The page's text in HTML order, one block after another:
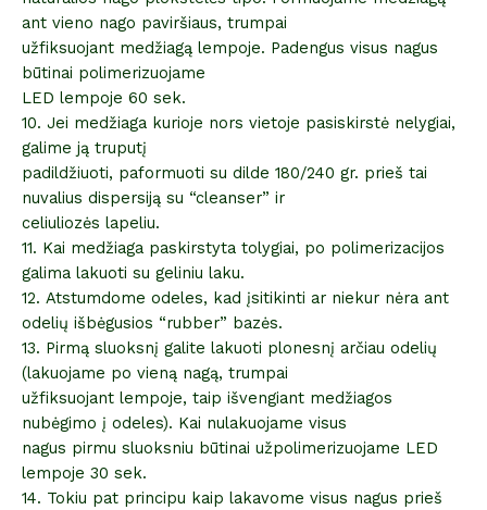
ant vieno nago paviršiaus, trumpai
užfiksuojant medžiagą lempoje. Padengus visus nagus
būtinai polimerizuojame
LED lempoje 60 sek.
10. Jei medžiaga kurioje nors vietoje pasiskirstė nelygiai,
galime ją truputį
padildžiuoti, paformuoti su dilde 180/240 gr. prieš tai
nuvalius dispersiją su “cleanser” ir
celiuliozės lapeliu.
11. Kai medžiaga paskirstyta tolygiai, po polimerizacijos
galima lakuoti su geliniu laku.
12. Atstumdome odeles, kad įsitikinti ar niekur nėra ant
odelių išbėgusios “rubber” bazės.
13. Pirmą sluoksnį galite lakuoti plonesnį arčiau odelių
(lakuojame po vieną nagą, trumpai
užfiksuojant lempoje, taip išvengiant medžiagos
nubėgimo į odeles). Kai nulakuojame visus
nagus pirmu sluoksniu būtinai užpolimerizuojame LED
lempoje 30 sek.
14. Tokiu pat principu kaip lakavome visus nagus prieš